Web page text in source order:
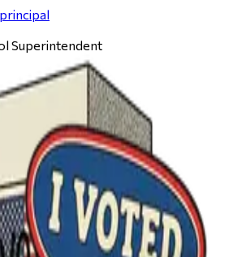
Superintendent
avales para Mary Sakuma.